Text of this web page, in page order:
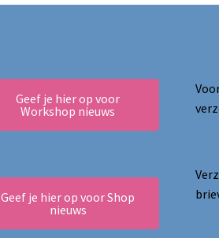
Geef je hier op voor
Workshop nieuws
Geef je hier op voor Shop
nieuws